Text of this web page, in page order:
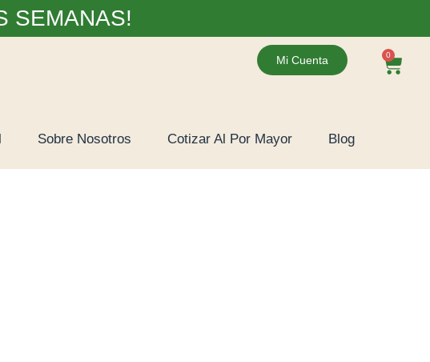
SEMANAS!
Mi Cuenta 0
Sobre Nosotros Cotizar Al Por Mayor Blog